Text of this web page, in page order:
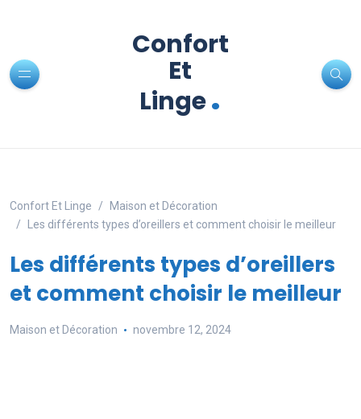
Confort
Et
Linge.
Confort Et Linge
Maison et Décoration
Les différents types d’oreillers et comment choisir le meilleur
Les différents types d’oreillers
et comment choisir le meilleur
Maison et Décoration novembre 12, 2024